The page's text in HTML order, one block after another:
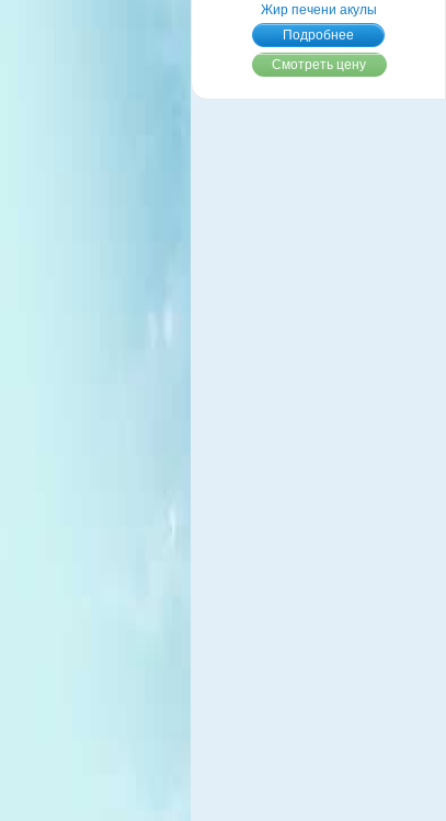
Жир печени акулы
Подробнее
Смотреть цену